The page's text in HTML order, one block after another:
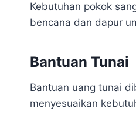
Kebutuhan pokok
bencana dan dapur
Bantuan Tunai
Bantuan uang tunai
menyesuaikan